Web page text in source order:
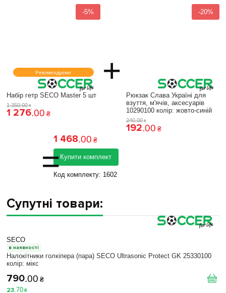
-5%
Рекомендуємо +
Набір гетр SECO Master 5 шт
1 350.00 ₴
1 276.00 ₴
-20%
Рюкзак Слава Україні для
взуття, м'ячів, аксесуарів
10290100 колiр: жовто-синій
240.00 ₴
192.00 ₴
=
1 468.00 ₴
Купити комплект
Код комплекту: 1602
Супутні товари:
SECO
в наявності
Налокітники голкіпера (пара) SECO Ultrasonic Protect GK 25330100
колiр: мікс
790.00 ₴
23. 70 ₴